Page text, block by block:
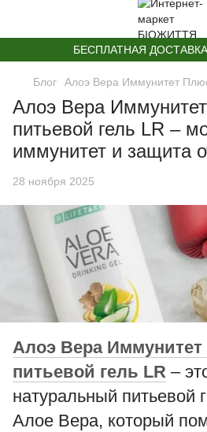
БЕСПЛАТНАЯ
Блог Алоэ Вера Иммунитет
Алоэ Вера
питьевой гель LR –
иммунитет и защита
28 ноября 2025
Алоэ Вера
питьевой гель LR –
натуральный питьевой
Алое Вера, который